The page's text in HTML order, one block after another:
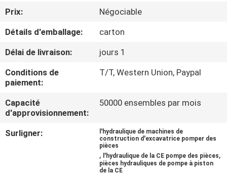
D'USINE
CONTRÔLE
DE
QUALITÉ
CONTACTEZ-
NOUS
Prix:
Négociable
Détails d'emballage:
carton
Délai de livraison:
jours 1
Conditions de
paiement:
T/T, Western Union, Paypal
Capacité
d'approvisionnement:
50000 ensembles par mois
Surligner:
l'hydraulique de machines de
construction d'excavatrice pomper des
pièces
, l'hydraulique de la CE pompe des pièces,
pièces hydrauliques de pompe à piston
de la CE